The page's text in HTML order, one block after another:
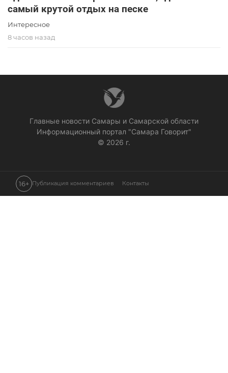
самый крутой отдых на песке
Интересное
8 часов назад
Главные новости Самары и Самарской области
Информационный портал "Самара Говорит"
© 2026 г.
16+ Публикация комментариев Контакты